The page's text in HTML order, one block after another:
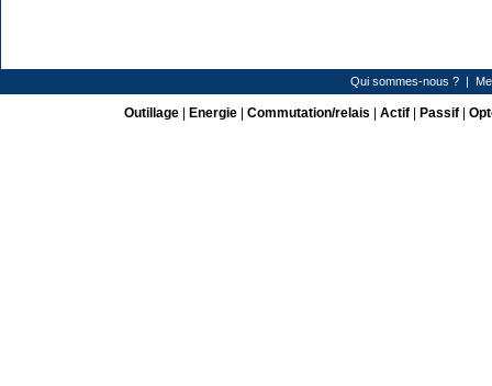
Qui sommes-nous ? |
Outillage| Energie| Commutation/relais Actif| Passif|